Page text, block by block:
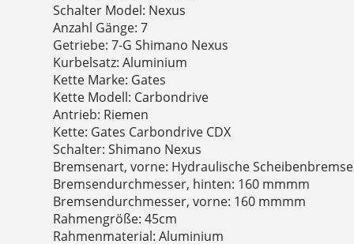
Schalter Model: Nexus
Anzahl Gänge: 7
Getriebe: 7-G Shimano Nexus
Kurbelsatz: Aluminium
Kette Marke: Gates
Kette Modell: Carbondrive
Antrieb: Riemen
Kette: Gates Carbondrive CDX
Schalter: Shimano Nexus
Bremsenart, vorne: Hydraulische Scheibenbremse
Bremsendurchmesser, hinten: 160 mmmm
Bremsendurchmesser, vorne: 160 mmmm
Rahmengröße: 45cm
Rahmenmaterial: Aluminium